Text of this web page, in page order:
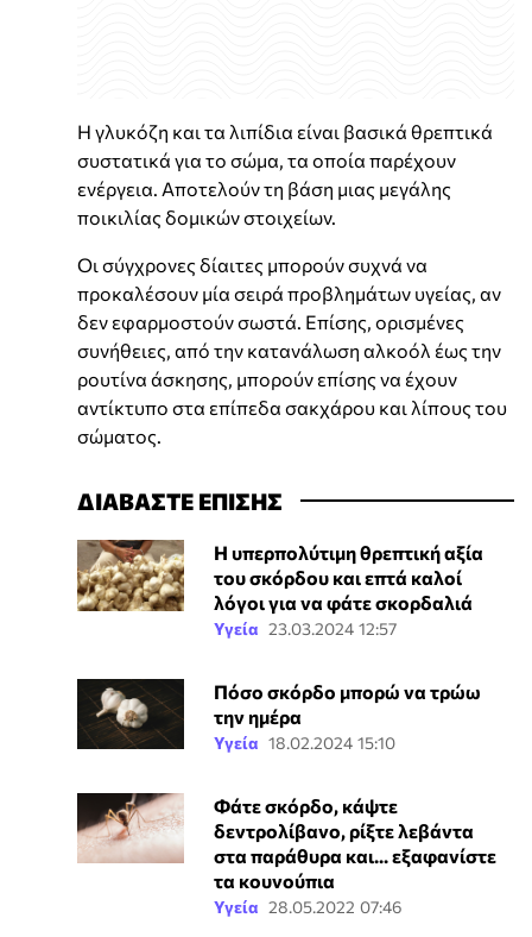
Η γλυκόζη και τα λιπίδια είναι βασικά θρεπτικά
συστατικά για το σώμα, τα οποία παρέχουν
ενέργεια. Αποτελούν τη βάση μιας μεγάλης
ποικιλίας δομικών στοιχείων.
Οι σύγχρονες δίαιτες μπορούν συχνά να
προκαλέσουν μία σειρά προβλημάτων υγείας, αν
δεν εφαρμοστούν σωστά. Επίσης, ορισμένες
συνήθειες, από την κατανάλωση αλκοόλ έως την
ρουτίνα άσκησης, μπορούν επίσης να έχουν
αντίκτυπο στα επίπεδα σακχάρου και λίπους του
σώματος.
ΔΙΑΒΑΣΤΕ ΕΠΙΣΗΣ
Η υπερπολύτιμη θρεπτική αξία
του σκόρδου και επτά καλοί
λόγοι για να φάτε σκορδαλιά
Υγεία 23.03.2024 12:57
Πόσο σκόρδο μπορώ να τρώω
την ημέρα
Υγεία 18.02.2024 15:10
Φάτε σκόρδο, κάψτε
δεντρολίβανο, ρίξτε λεβάντα
στα παράθυρα και... εξαφανίστε
τα κουνούπια
Υγεία 28.05.2022 07:46